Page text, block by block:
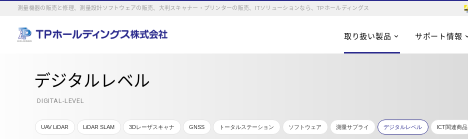
測量機器の販売と修理、測量設計ソフトウェアの販売、大判スキャナー・プリンターの販売、ITソリューションなら、TPホールディングス
取り扱い製品 サポート情報
デジタルレベル
DIGITAL-LEVEL
UAV LiDAR LiDAR SLAM 3Dレーザスキャナ GNSS トータルステーション ソフトウェア 測量サプライ デジタルレベル ICT関連商品